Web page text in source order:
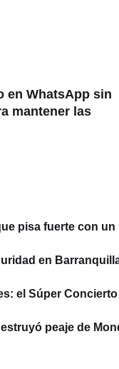
en WhatsApp sin
mantener las
pisa fuerte con
en
el Súper
peaje de